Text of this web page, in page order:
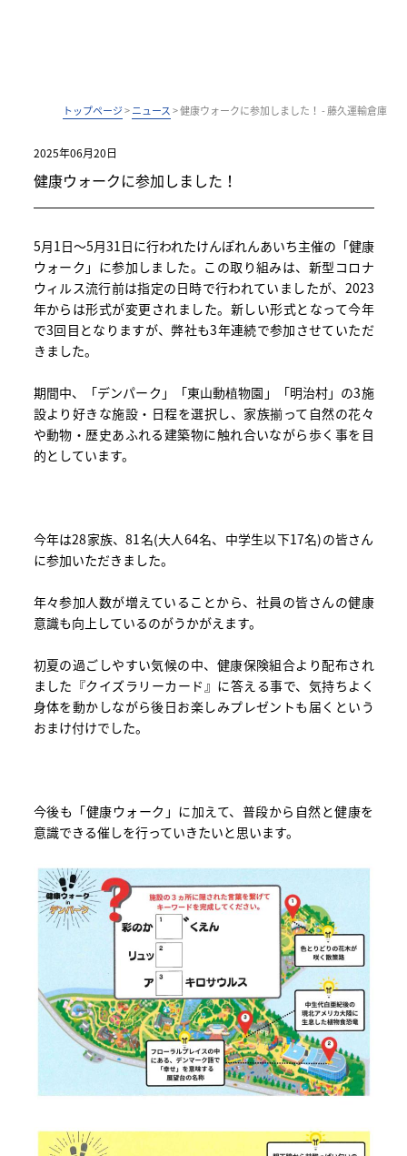
トップページ>ニュース>健康ウォークに参加しました！ - 藤久運輸倉庫
2025年06月20日
健康ウォークに参加しました！
5月1日～5月31日に行われたけんぽれんあいち主催の「健康
ウォーク」に参加しました。この取り組みは、新型コロナ
ウィルス流行前は指定の日時で行われていましたが、2023
年からは形式が変更されました。新しい形式となって今年
で3回目となりますが、弊社も3年連続で参加させていただ
きました。
期間中、「デンパーク」「東山動植物園」「明治村」の3施
設より好きな施設・日程を選択し、家族揃って自然の花々
や動物・歴史あふれる建築物に触れ合いながら歩く事を目
的としています。
今年は28家族、81名(大人64名、中学生以下17名)の皆さん
に参加いただきました。
年々参加人数が増えていることから、社員の皆さんの健康
意識も向上しているのがうかがえます。
初夏の過ごしやすい気候の中、健康保険組合より配布され
ました『クイズラリーカード』に答える事で、気持ちよく
身体を動かしながら後日お楽しみプレゼントも届くという
おまけ付けでした。
今後も「健康ウォーク」に加えて、普段から自然と健康を
意識できる催しを行っていきたいと思います。